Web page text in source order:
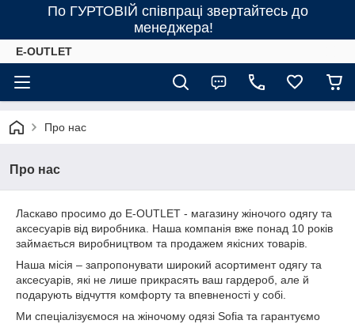
По ГУРТОВІЙ співпраці звертайтесь до
менеджера!
E-OUTLET
Про нас
Про нас
Ласкаво просимо до E-OUTLET - магазину жіночого одягу та
аксесуарів від виробника. Наша компанія вже понад 10 років
займається виробництвом та продажем якісних товарів.
Наша місія – запропонувати широкий асортимент одягу та
аксесуарів, які не лише прикрасять ваш гардероб, але й
подарують відчуття комфорту та впевненості у собі.
Ми спеціалізуємося на жіночому одязі Sofia та гарантуємо